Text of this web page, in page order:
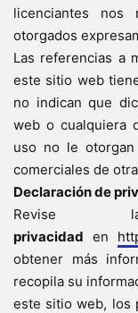
licenciantes nos
otorgados
Las referencias a
este sitio web
no indican que
web o cualquiera
uso no le
comerciales de
Declaración de
privacidad en
obtener más
recopila su
este sitio web, los